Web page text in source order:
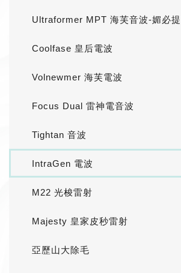
Ultraformer MPT 海芙音波-媚必提
Coolfase 皇后電波
Volnewmer 海芙電波
Focus Dual 雷神電音波
Tightan 音波
IntraGen 電波
M22 光梭雷射
Majesty 皇家皮秒雷射
亞歷山大除毛